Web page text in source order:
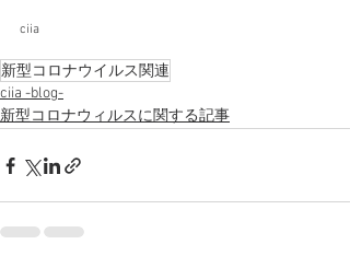
ciia
新型コロナウイルス関連
ciia -blog-
新型コロナウィルスに関する記事